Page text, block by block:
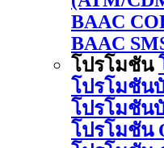
BAAC
BAAC
โปรโมชัน
โปรโมชัน
โปรโมชัน
โปรโมชัน